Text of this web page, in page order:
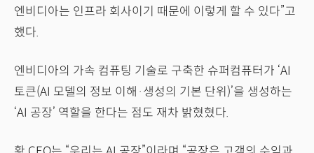
엔비디아는 인프라 회사이기 때문에 이렇게 할 수 있다”고
했다.
엔비디아의 가속 컴퓨팅 기술로 구축한 슈퍼컴퓨터가 ‘AI
토큰(AI 모델의 정보 이해·생성의 기본 단위)’을 생성하는
‘AI 공장’ 역할을 한다는 점도 재차 밝혔혔다.